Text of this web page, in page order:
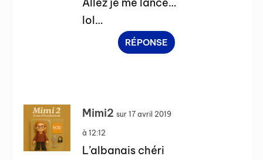
lol…
RÉPONSE
Mimi2 sur 17 avril 2019
à 12:12
L’albanais chéri